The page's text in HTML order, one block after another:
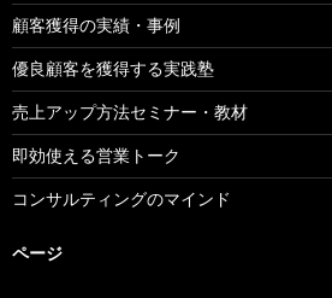
顧客獲得の実績・事例
優良顧客を獲得する実践塾
売上アップ方法セミナー・教材
即効使える営業トーク
コンサルティングのマインド
ページ